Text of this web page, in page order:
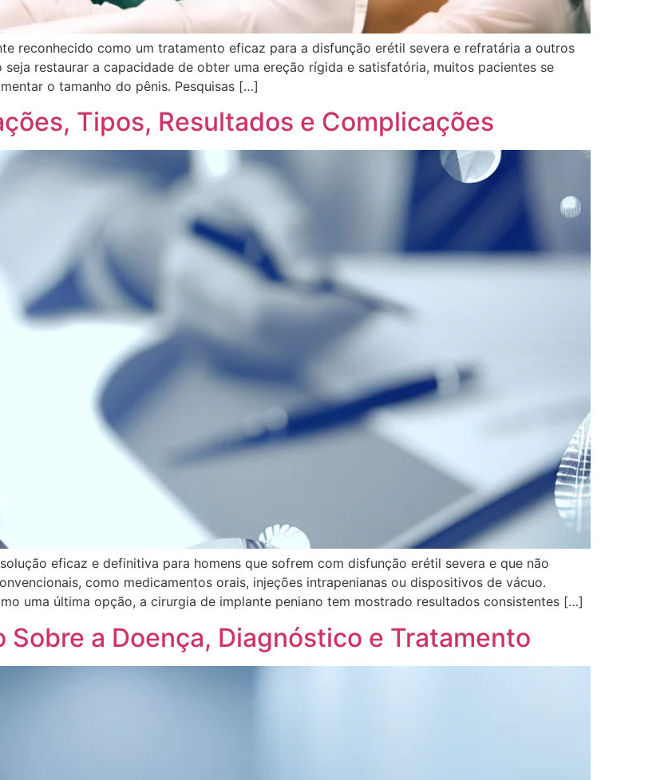
reconhecido como um tratamento eficaz para a disfunção erétil severa e refratária a outros
restaurar a capacidade de obter uma ereção rígida e satisfatória, muitos pacientes se
o tamanho do pênis. Pesquisas […]
Tipos, Resultados e Complicações
eficaz e definitiva para homens que sofrem com disfunção erétil severa e que não
como medicamentos orais, injeções intrapenianas ou dispositivos de vácuo.
uma última opção, a cirurgia de implante peniano tem mostrado resultados consistentes […]
Sobre a Doença, Diagnóstico e Tratamento